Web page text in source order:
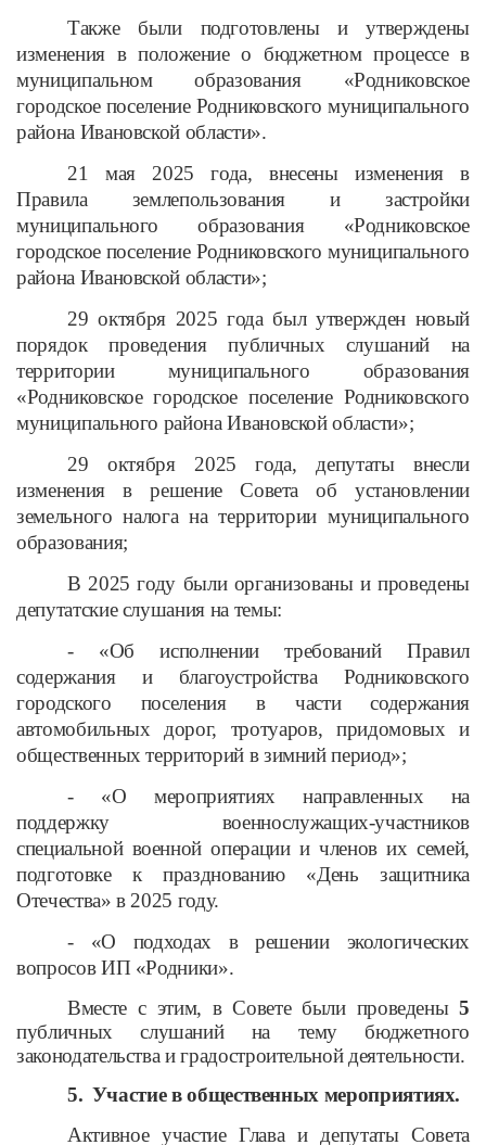
Также были подготовлены и утверждены
изменения в положение о бюджетном процессе в
муниципальном образования «Родниковское
городское поселение Родниковского муниципального
района Ивановской области».
21 мая 2025 года, внесены изменения в
Правила землепользования и застройки
муниципального образования «Родниковское
городское поселение Родниковского муниципального
района Ивановской области»;
29 октября 2025 года был утвержден новый
порядок проведения публичных слушаний на
территории муниципального образования
«Родниковское городское поселение Родниковского
муниципального района Ивановской области»;
29 октября 2025 года, депутаты внесли
изменения в решение Совета об установлении
земельного налога на территории муниципального
образования;
В 2025 году были организованы и проведены
депутатские слушания на темы:
- «Об исполнении требований Правил
содержания и благоустройства Родниковского
городского поселения в части содержания
автомобильных дорог, тротуаров, придомовых и
общественных территорий в зимний период»;
- «О мероприятиях направленных на
поддержку военнослужащих-участников
специальной военной операции и членов их семей,
подготовке к празднованию «День защитника
Отечества» в 2025 году.
- «О подходах в решении экологических
вопросов ИП «Родники».
Вместе с этим, в Совете были проведены5
публичных слушаний на тему бюджетного
законодательства и градостроительной деятельности.
5. Участие в общественных мероприятиях.
Активное участие Глава и депутаты Совета